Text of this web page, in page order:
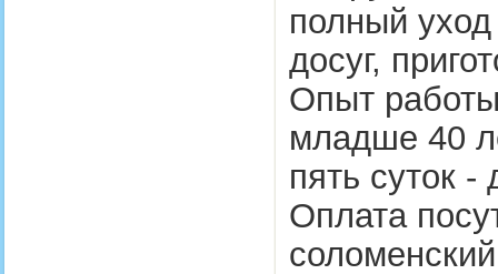
полный
досуг,
Опыт
младше 40
пять суток
Оплата